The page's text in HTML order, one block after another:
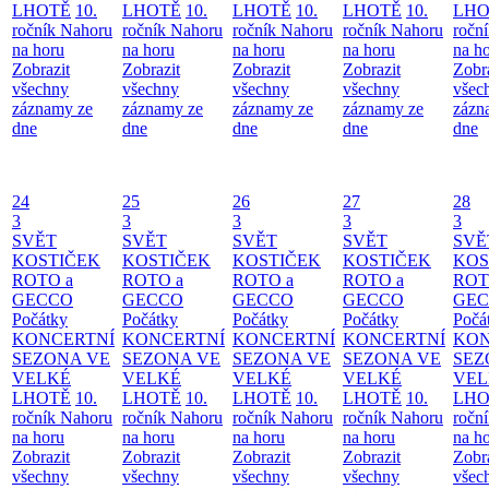
LHOTĚ 10.
ročník Nahoru
na horu
Zobrazit
všechny
záznamy ze
dne
LHOTĚ 10.
ročník Nahoru
na horu
Zobrazit
všechny
záznamy ze
dne
LHOTĚ 10.
ročník Nahoru
na horu
Zobrazit
všechny
záznamy ze
dne
LHOTĚ 10.
ročník Nahoru
na horu
Zobrazit
všechny
záznamy ze
dne
na
dne
24
3
SVĚT
KOSTIČEK
ROTO a
GECCO
Počátky
KONCERTNÍ
SEZONA VE
VELKÉ
LHOTĚ 10.
ročník Nahoru
na horu
Zobrazit
všechny
25
3
SVĚT
KOSTIČEK
ROTO a
GECCO
Počátky
KONCERTNÍ
SEZONA VE
VELKÉ
LHOTĚ 10.
ročník Nahoru
na horu
Zobrazit
všechny
26
3
SVĚT
KOSTIČEK
ROTO a
GECCO
Počátky
KONCERTNÍ
SEZONA VE
VELKÉ
LHOTĚ 10.
ročník Nahoru
na horu
Zobrazit
všechny
27
3
SVĚT
KOSTIČEK
ROTO a
GECCO
Počátky
KONCERTNÍ
SEZONA VE
VELKÉ
LHOTĚ 10.
ročník Nahoru
na horu
Zobrazit
všechny
28
3
na